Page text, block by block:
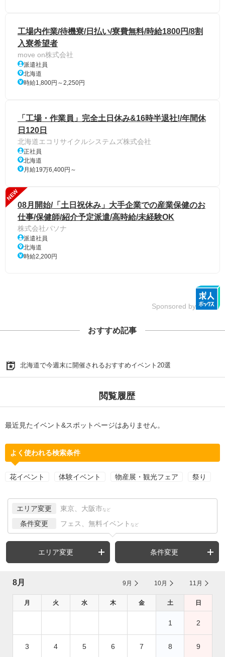
工場内作業/待機寮/日払い/寮費無料/時給1800円/8割
入寮希望者
move on株式会社
派遣社員
北海道
時給1,800円～2,250円
「工場・作業員」完全土日休み&16時半退社!/年間休
日120日
北海道エコリサイクルシステムズ株式会社
正社員
北海道
月給19万6,400円～
NEW
08月開始/「土日祝休み」大手企業での産業保健のお
仕事/保健師/紹介予定派遣/高時給/未経験OK
株式会社パソナ
派遣社員
北海道
時給2,200円
Sponsored by
おすすめ記事
北海道で今週末に開催されるおすすめイベント20選
閲覧履歴
最近見たイベント&スポットページはありません。
よく使われる検索条件
花イベント 体験イベント 物産展・観光フェア 祭り
エリア変更 東京、大阪市 など
条件変更 フェス、無料イベント など
エリア変更 条件変更
8月 9月 10月 11月
月 火 水 木 金 土 日
1 2
3 4 5 6 7 8 9